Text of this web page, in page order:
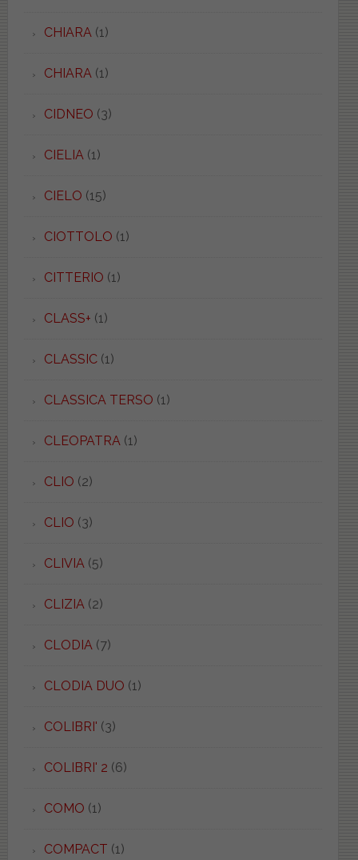
CHIARA (1)
CHIARA (1)
CIDNEO (3)
CIELIA (1)
CIELO (15)
CIOTTOLO (1)
CITTERIO (1)
CLASS+ (1)
CLASSIC(1)
CLASSICA TERSO (1)
CLEOPATRA (1)
CLIO (2)
CLIO (3)
CLIVIA (5)
CLIZIA (2)
CLODIA (7)
CLODIA DUO (1)
COLIBRI' (3)
COLIBRI' 2 (6)
COMO (1)
COMPACT (1)